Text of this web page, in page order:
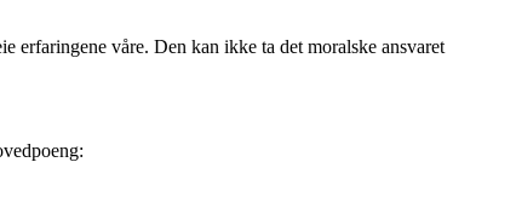
erfaringene våre. Den kan ikke ta det moralske ansvaret